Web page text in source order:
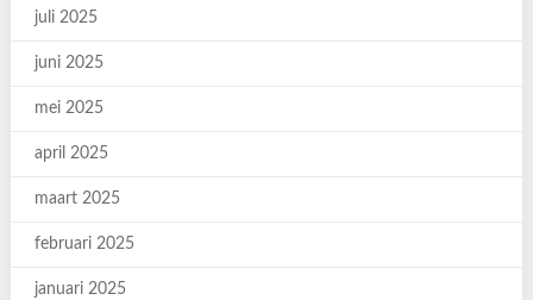
juli 2025
juni 2025
mei 2025
april 2025
maart 2025
februari 2025
januari 2025